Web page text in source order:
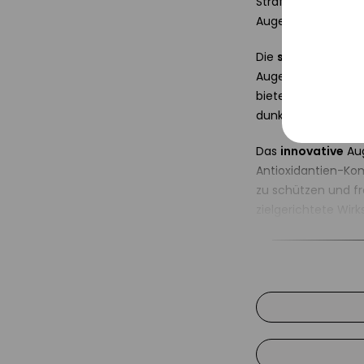
Augenpartie.
Die straffende
Augenpartie
bietet, während
dunkle
Das innovative
Antioxidantien-
zu schützen und
gleichzeitig
Ferulasäure
–
Stabilität von
Phloretin–